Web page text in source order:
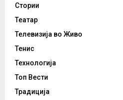
Стории
Театар
Телевизија во Живо
Тенис
Технологија
Топ Вести
Традиција